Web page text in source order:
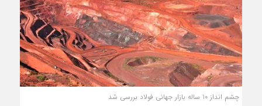
تجارت، نیازمند سیاست‌گذاری هدفمند برای حفظ توازن رشد اقتصادی و
توسعه پایدار استان است.
چشم انداز ۱۰ ساله بازار جهانی فولاد بررسی شد